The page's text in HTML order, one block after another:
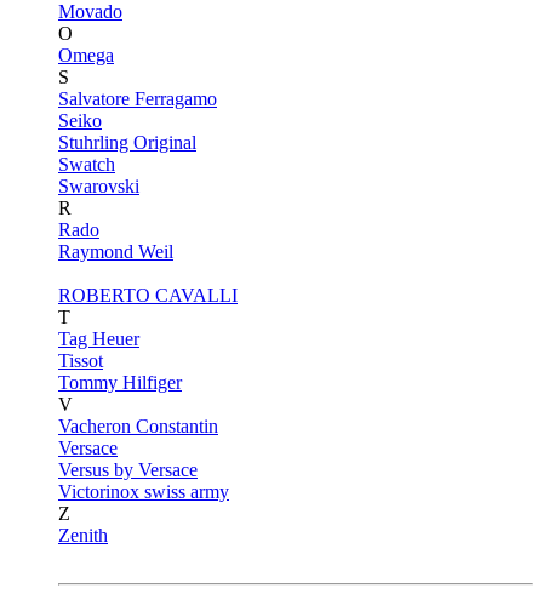
Movado
O
Omega
S
Salvatore Ferragamo
Seiko
Stuhrling Original
Swatch
Swarovski
R
Rado
Raymond Weil
ROBERTO CAVALLI
T
Tag Heuer
Tissot
Tommy Hilfiger
V
Vacheron Constantin
Versace
Versus by Versace
Victorinox swiss army
Z
Zenith